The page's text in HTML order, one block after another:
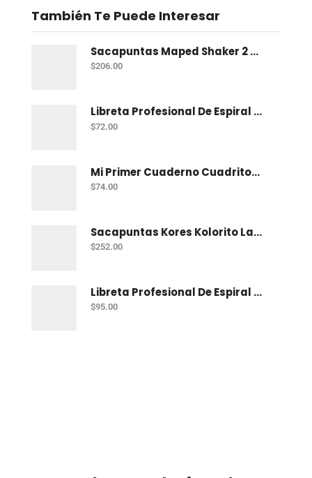
También Te Puede Interesar
Sacapuntas Maped Shaker 2 Orificios - Bote Con 12
$206.00
Libreta Profesional De Espiral Norma Color 100 H C-7
$72.00
Mi Primer Cuaderno Cuadritos "A" (10Mm) 50 Hojas Norma
$74.00
Sacapuntas Kores Kolorito Lapiz 1 Orif C/20
$252.00
Libreta Profesional De Espiral Printaform Arcoiris Pastel 100 H Ry
$95.00